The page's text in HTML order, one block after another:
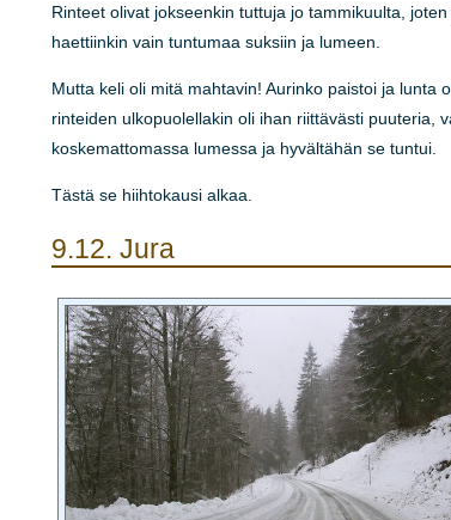
Rinteet olivat jokseenkin tuttuja jo tammikuulta,
haettiinkin vain tuntumaa suksiin ja lumeen.
Mutta keli oli mitä mahtavin! Aurinko paistoi ja lunta
rinteiden ulkopuolellakin oli ihan riittävästi puuteria,
koskemattomassa lumessa ja hyvältähän se tuntui.
Tästä se hiihtokausi alkaa.
9.12. Jura